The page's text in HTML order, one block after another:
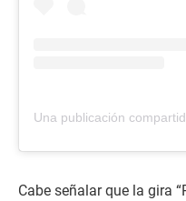
Una publicación
Cabe señalar que la gira